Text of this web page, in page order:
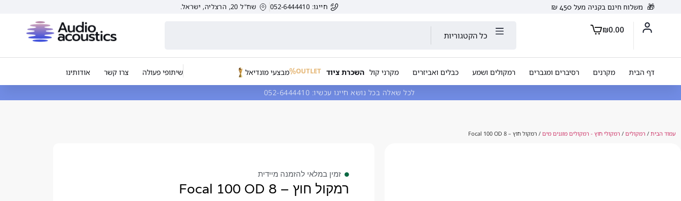
🎁 משלוח חינם בקניה מעל 450 ₪ חייגו: 052-6444410 שח"ל 20, הרצליה, ישראל.
₪0.00
כל הקטגוריות
דף הבית מקרנים רסיברים ומגברים רמקולים ושמע כבלים ואביזרים מקרני קול השכרת ציוד OUTLET מבצעי מונדיאל שיתופי פעולה צרו קשר אודותינו
לכל שאלה בכל נושא חייגו עכשיו:
עמוד הבית / רמקולים / רמקולי חוץ - רמקולים מוגנים מים / רמקול חוץ – Focal 100 OD 8
זמין במלאי להזמנה מיידית
רמקול חוץ – Focal 100 OD 8